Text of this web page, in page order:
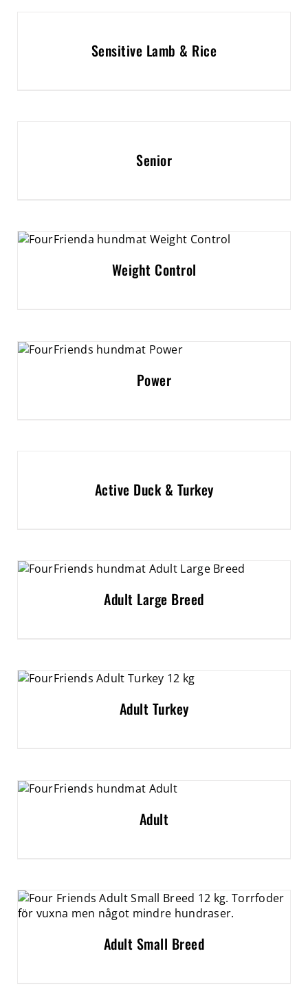
Sensitive Lamb & Rice
Senior
Weight Control
Power
Active Duck & Turkey
Adult Large Breed
Adult Turkey
Adult
Adult Small Breed